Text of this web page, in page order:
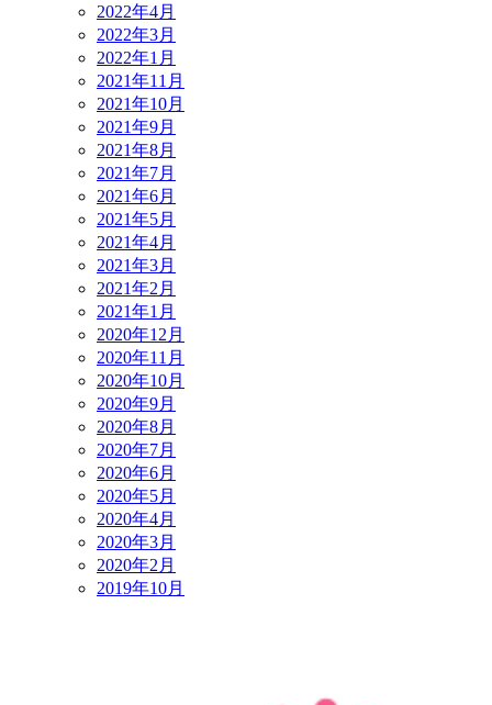
2022年4月
2022年3月
2022年1月
2021年11月
2021年10月
2021年9月
2021年8月
2021年7月
2021年6月
2021年5月
2021年4月
2021年3月
2021年2月
2021年1月
2020年12月
2020年11月
2020年10月
2020年9月
2020年8月
2020年7月
2020年6月
2020年5月
2020年4月
2020年3月
2020年2月
2019年10月